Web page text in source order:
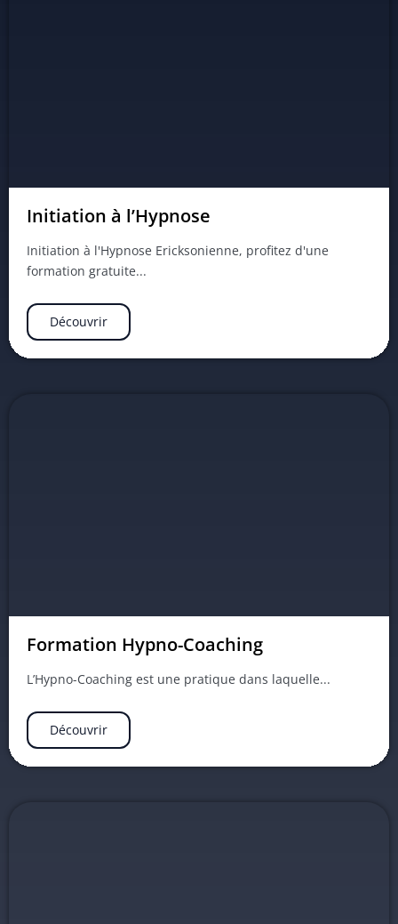
Initiation à l’Hypnose
Initiation à l'Hypnose Ericksonienne, profitez d'une
formation gratuite...
Découvrir
Formation Hypno-Coaching
L’Hypno-Coaching est une pratique dans laquelle...
Découvrir